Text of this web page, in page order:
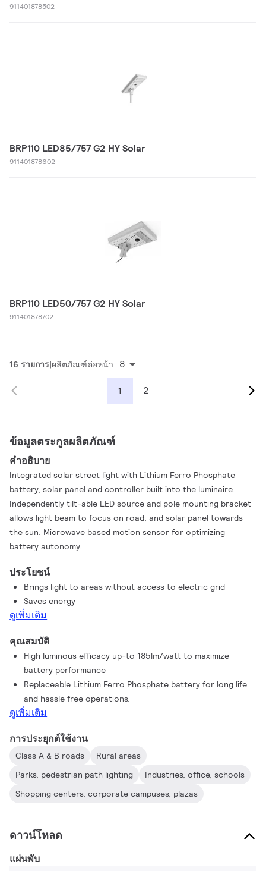
911401878502
BRP110 LED85/757 G2 HY Solar
911401878602
BRP110 LED50/757 G2 HY Solar
911401878702
16 รายการ ผลิตภัณฑ์ต่อหน้า 8
1 2
ข้อมูลตระกูลผลิตภัณฑ์
คำอธิบาย
Integrated solar street light with Lithium Ferro Phosphate
battery, solar panel and controller built into the luminaire.
Independently tilt-able LED source and pole mounting bracket
allows light beam to focus on road, and solar panel towards
the sun. Microwave based motion sensor for optimizing
battery autonomy.
ประโยชน์
Brings light to areas without access to electric grid
Saves energy
ดูเพิ่มเติม
คุณสมบัติ
High luminous efficacy up-to 185lm/watt to maximize
battery performance
Replaceable Lithium Ferro Phosphate battery for long life
and hassle free operations.
ดูเพิ่มเติม
การประยุกต์ใช้งาน
Class A & B roads
Rural areas
Parks, pedestrian path lighting
Industries, office, schools
Shopping centers, corporate campuses, plazas
ดาวน์โหลด
แผ่นพับ